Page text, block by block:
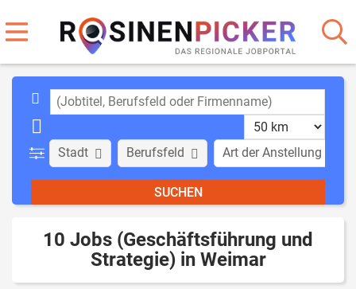
Stadt Art der Anstellung
Berufsfeld
10 Jobs (Geschäftsführung und
Strategie) in Weimar